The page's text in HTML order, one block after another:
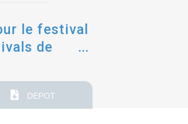
le festival
de
DEPOT